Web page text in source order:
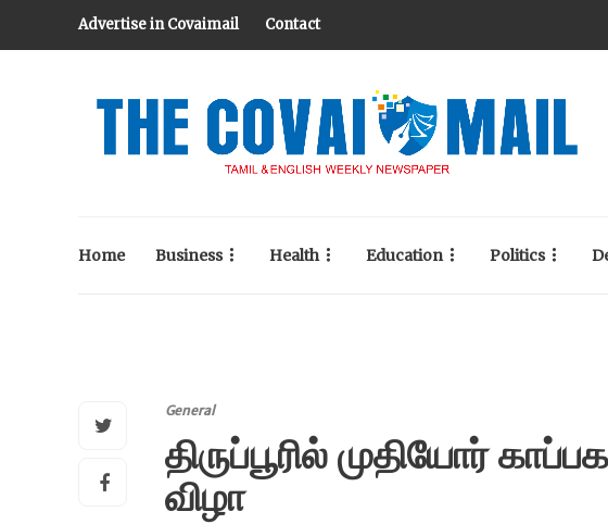
Advertise in Covaimail Contact
Home Business Health Education Politics
General
திருப்பூரில் முதியோர் காப்பக
விழா